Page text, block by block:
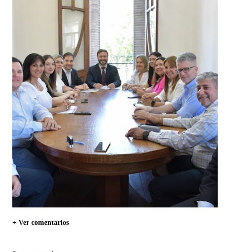
+ Ver comentarios